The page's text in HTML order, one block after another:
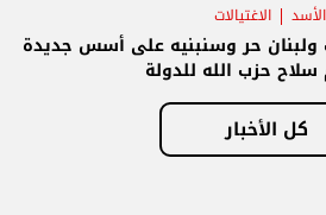
الاغتيالات
ولبنان حر وسنبنيه على أسس جديدة
حزب الله للدولة
كل الأخبار